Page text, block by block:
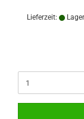
Lieferzeit: